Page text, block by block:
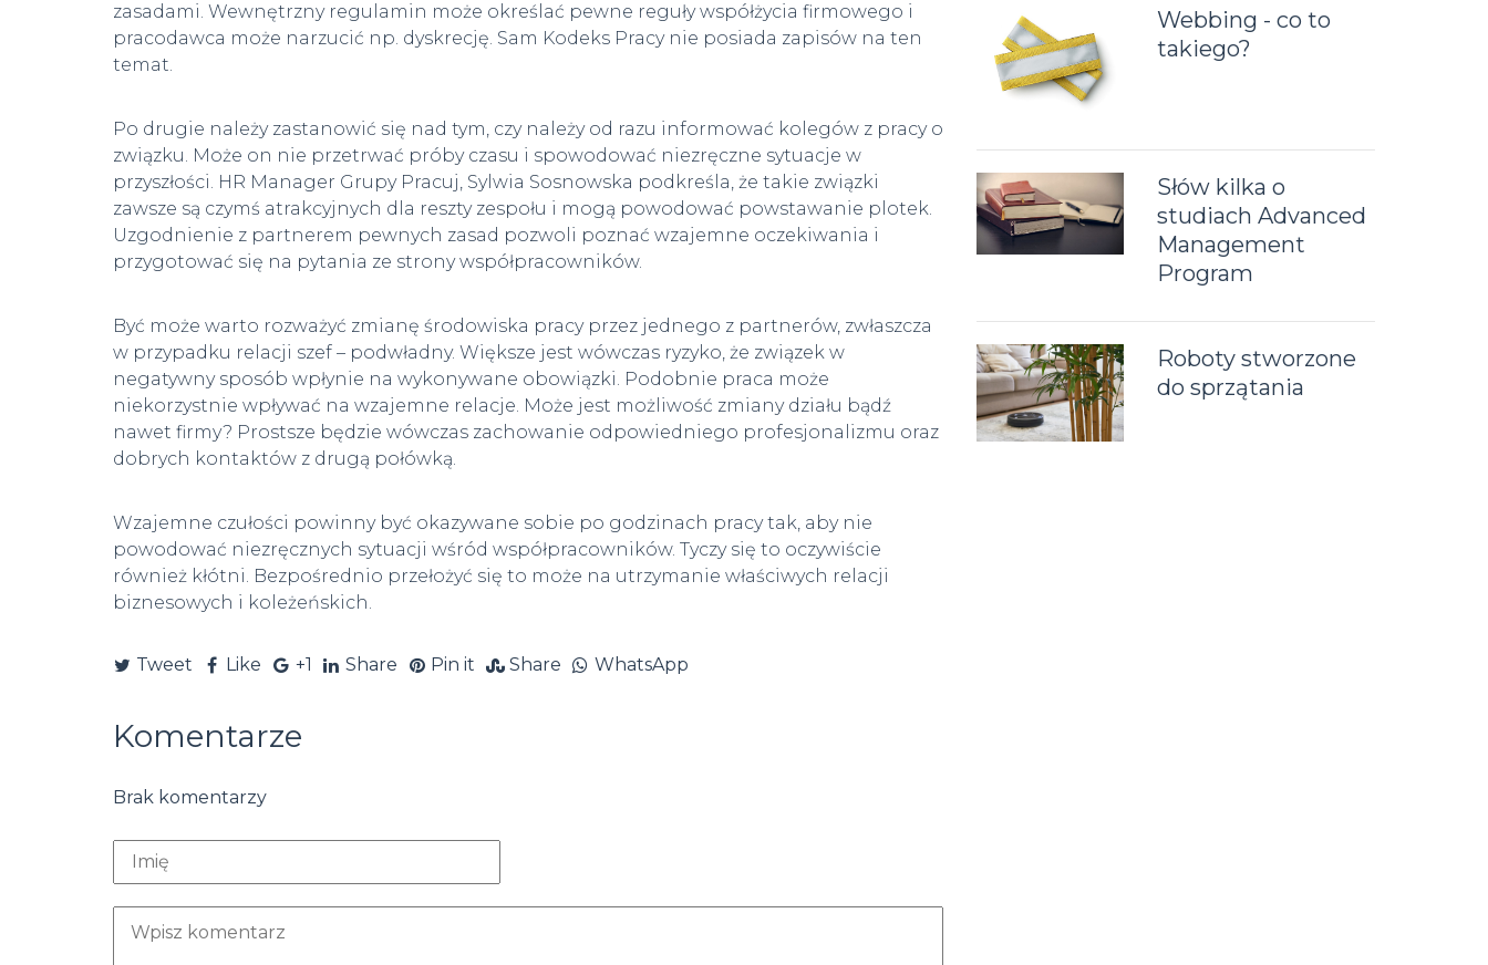
zasadami. Wewnętrzny regulamin może określać pewne reguły współżycia firmowego i
pracodawca może narzucić np. dyskrecję. Sam Kodeks Pracy nie posiada zapisów na ten
temat.
Po drugie należy zastanowić się nad tym, czy należy od razu informować kolegów z pracy o
związku. Może on nie przetrwać próby czasu i spowodować niezręczne sytuacje w
przyszłości. HR Manager Grupy Pracuj, Sylwia Sosnowska podkreśla, że takie związki
zawsze są czymś atrakcyjnych dla reszty zespołu i mogą powodować powstawanie plotek.
Uzgodnienie z partnerem pewnych zasad pozwoli poznać wzajemne oczekiwania i
przygotować się na pytania ze strony współpracowników.
Być może warto rozważyć zmianę środowiska pracy przez jednego z partnerów, zwłaszcza
w przypadku relacji szef – podwładny. Większe jest wówczas ryzyko, że związek w
negatywny sposób wpłynie na wykonywane obowiązki. Podobnie praca może
niekorzystnie wpływać na wzajemne relacje. Może jest możliwość zmiany działu bądź
nawet firmy? Prostsze będzie wówczas zachowanie odpowiedniego profesjonalizmu oraz
dobrych kontaktów z drugą połówką.
Wzajemne czułości powinny być okazywane sobie po godzinach pracy tak, aby nie
powodować niezręcznych sytuacji wśród współpracowników. Tyczy się to oczywiście
również kłótni. Bezpośrednio przełożyć się to może na utrzymanie właściwych relacji
biznesowych i koleżeńskich.
Tweet Like +1 Share Pin it Share WhatsApp
Komentarze
Brak komentarzy
Webbing - co to
takiego?
Słów kilka o
studiach Advanced
Management
Program
Roboty stworzone
do sprzątania